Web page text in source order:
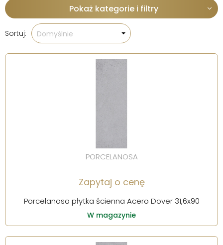
Pokaż kategorie i filtry
Sortuj: Domyślnie
PORCELANOSA
Zapytaj o cenę
Porcelanosa płytka ścienna Acero Dover 31,6x90
W magazynie